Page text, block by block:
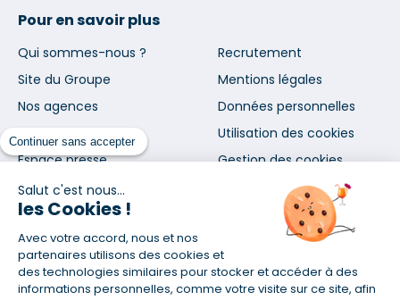
Continuer sans accepter
Salut c'est nous...
les Cookies !
Avec votre accord, nous et nos
partenaires utilisons des cookies et
des technologies similaires pour stocker et accéder à des
informations personnelles, comme votre visite sur ce site, afin
Pour en savoir plus
Qui sommes-nous ?
Site du Groupe
Nos agences
Nous contacter
Espace presse
Recrutement
Mentions légales
Données personnelles
Utilisation des cookies
Gestion des cookies
Inscrivez-vous à notre newsletter
et nos communications